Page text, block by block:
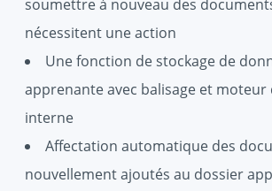
soumettre à nouveau des
nécessitent une action
Une fonction de stockage de
apprenante avec balisage et moteur
interne
Affectation automatique des
nouvellement ajoutés au dossier